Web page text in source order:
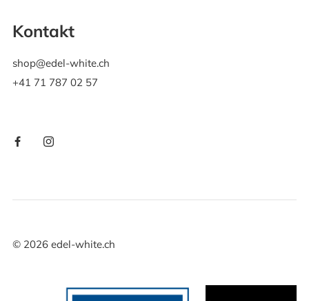
Kontakt
shop@edel-white.ch
+41 71 787 02 57
© 2026edel-white.ch